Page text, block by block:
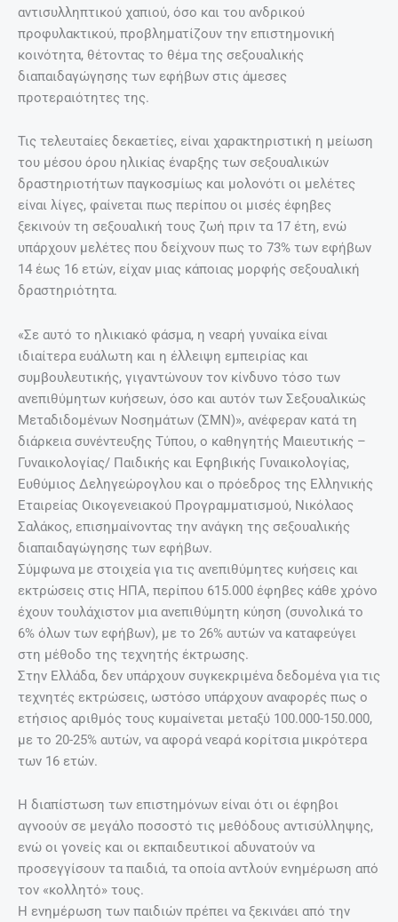
αντισυλληπτικού χαπιού, όσο και του ανδρικού
προφυλακτικού, προβληματίζουν την επιστημονική
κοινότητα, θέτοντας το θέμα της σεξουαλικής
διαπαιδαγώγησης των εφήβων στις άμεσες
προτεραιότητες της.
Τις τελευταίες δεκαετίες, είναι χαρακτηριστική η μείωση
του μέσου όρου ηλικίας έναρξης των σεξουαλικών
δραστηριοτήτων παγκοσμίως και μολονότι οι μελέτες
είναι λίγες, φαίνεται πως περίπου οι μισές έφηβες
ξεκινούν τη σεξουαλική τους ζωή πριν τα 17 έτη, ενώ
υπάρχουν μελέτες που δείχνουν πως το 73% των εφήβων
14 έως 16 ετών, είχαν μιας κάποιας μορφής σεξουαλική
δραστηριότητα.
«Σε αυτό το ηλικιακό φάσμα, η νεαρή γυναίκα είναι
ιδιαίτερα ευάλωτη και η έλλειψη εμπειρίας και
συμβουλευτικής, γιγαντώνουν τον κίνδυνο τόσο των
ανεπιθύμητων κυήσεων, όσο και αυτόν των Σεξουαλικώς
Μεταδιδομένων Νοσημάτων (ΣΜΝ)», ανέφεραν κατά τη
διάρκεια συνέντευξης Τύπου, ο καθηγητής Μαιευτικής –
Γυναικολογίας/ Παιδικής και Εφηβικής Γυναικολογίας,
Ευθύμιος Δεληγεώρογλου και ο πρόεδρος της Ελληνικής
Εταιρείας Οικογενειακού Προγραμματισμού, Νικόλαος
Σαλάκος, επισημαίνοντας την ανάγκη της σεξουαλικής
διαπαιδαγώγησης των εφήβων.
Σύμφωνα με στοιχεία για τις ανεπιθύμητες κυήσεις και
εκτρώσεις στις ΗΠΑ, περίπου 615.000 έφηβες κάθε χρόνο
έχουν τουλάχιστον μια ανεπιθύμητη κύηση (συνολικά το
6% όλων των εφήβων), με το 26% αυτών να καταφεύγει
στη μέθοδο της τεχνητής έκτρωσης.
Στην Ελλάδα, δεν υπάρχουν συγκεκριμένα δεδομένα για τις
τεχνητές εκτρώσεις, ωστόσο υπάρχουν αναφορές πως ο
ετήσιος αριθμός τους κυμαίνεται μεταξύ 100.000-150.000,
με το 20-25% αυτών, να αφορά νεαρά κορίτσια μικρότερα
των 16 ετών.
Η διαπίστωση των επιστημόνων είναι ότι οι έφηβοι
αγνοούν σε μεγάλο ποσοστό τις μεθόδους αντισύλληψης,
ενώ οι γονείς και οι εκπαιδευτικοί αδυνατούν να
προσεγγίσουν τα παιδιά, τα οποία αντλούν ενημέρωση από
τον «κολλητό» τους.
Η ενημέρωση των παιδιών πρέπει να ξεκινάει από την